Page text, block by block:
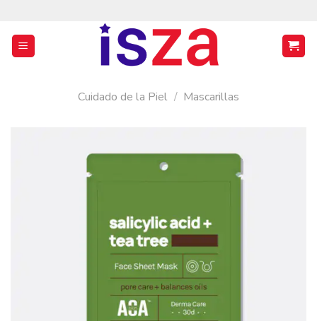
contenido
Cuidado de la Piel / Mascarillas